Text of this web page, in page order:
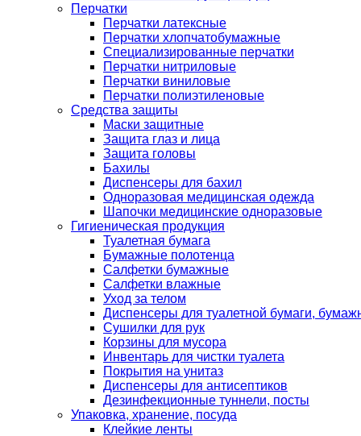
Перчатки
Перчатки латексные
Перчатки хлопчатобумажные
Специализированные перчатки
Перчатки нитриловые
Перчатки виниловые
Перчатки полиэтиленовые
Средства защиты
Маски защитные
Защита глаз и лица
Защита головы
Бахилы
Диспенсеры для бахил
Одноразовая медицинская одежда
Шапочки медицинские одноразовые
Гигиеническая продукция
Туалетная бумага
Бумажные полотенца
Салфетки бумажные
Салфетки влажные
Уход за телом
Диспенсеры для туалетной бумаги,
Сушилки для рук
Корзины для мусора
Инвентарь для чистки туалета
Покрытия на унитаз
Диспенсеры для антисептиков
Дезинфекционные туннели, посты
Упаковка, хранение, посуда
Клейкие ленты